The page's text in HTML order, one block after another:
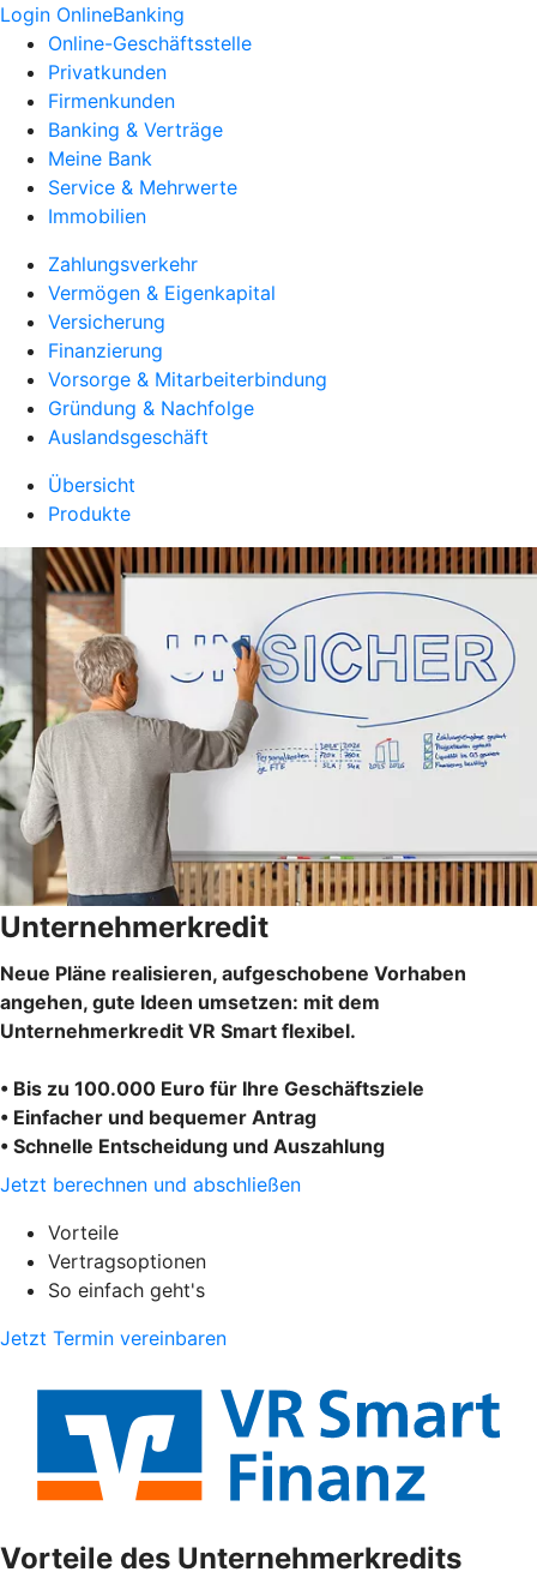
Login OnlineBanking
Online-Geschäftsstelle
Privatkunden
Firmenkunden
Banking & Verträge
Meine Bank
Service & Mehrwerte
Immobilien
Zahlungsverkehr
Vermögen & Eigenkapital
Versicherung
Finanzierung
Vorsorge & Mitarbeiterbindung
Gründung & Nachfolge
Auslandsgeschäft
Übersicht
Produkte
Unternehmerkredit
Neue Pläne realisieren, aufgeschobene Vorhaben
angehen, gute Ideen umsetzen: mit dem
Unternehmerkredit VR Smart flexibel.
• Bis zu 100.000 Euro für Ihre Geschäftsziele
• Einfacher und bequemer Antrag
• Schnelle Entscheidung und Auszahlung
Jetzt berechnen und abschließen
Vorteile
Vertragsoptionen
So einfach geht's
Jetzt Termin vereinbaren
Vorteile des Unternehmerkredits